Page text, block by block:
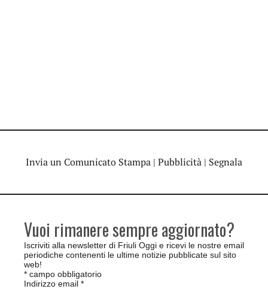
Invia un Comunicato Stampa | Pubblicità | Segnala
Vuoi rimanere sempre aggiornato?
Iscriviti alla newsletter di Friuli Oggi e ricevi le nostre email
periodiche contenenti le ultime notizie pubblicate sul sito
web!
* campo obbligatorio
Indirizzo email *